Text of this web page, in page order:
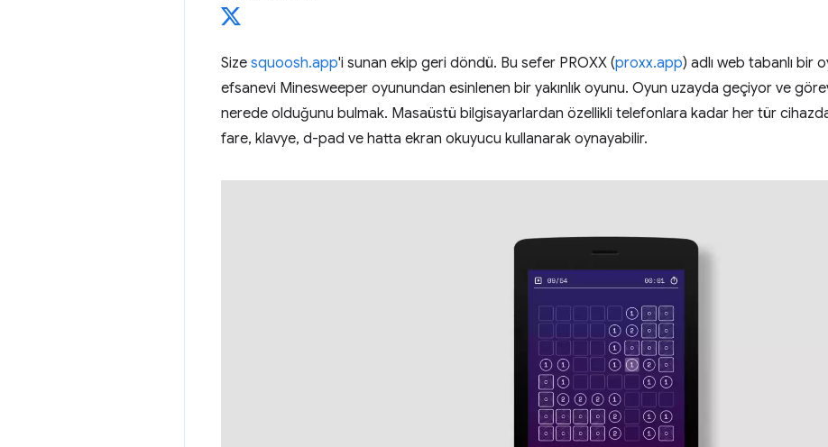
Size squoosh.app'i sunan ekip geri döndü. Bu sefer PROXX (proxx.app) adlı web tabanlı bir
efsanevi Minesweeper oyunundan esinlenen bir yakınlık oyunu. Oyun uzayda geçiyor ve
nerede olduğunu bulmak. Masaüstü bilgisayarlardan özellikli telefonlara kadar her tür cihazda
fare, klavye, d-pad ve hatta ekran okuyucu kullanarak oynayabilir.